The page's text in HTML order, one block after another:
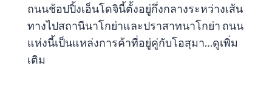
ถนนช้อปปิ้งเอ็นโดจินี้ตั้งอยู่กึ่งกลางระหว่างเส้น
ทางไปสถานีนาโกย่าและปราสาทนาโกย่า ถนน
แห่งนี้เป็นแหล่งการค้าที่อยู่คู่กับโอสุมา…ดูเพิ่ม
เติม